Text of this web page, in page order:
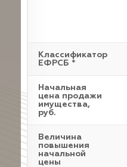
Классификатор
ЕФРСБ *
Начальная
цена продажи
имущества,
руб.
Величина
повышения
начальной
цены